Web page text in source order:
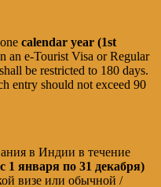
calendar year (1st
an e-Tourist Visa or Regular
be restricted to 180 days.
entry should not exceed 90
в Индии в течение
1 января по 31 декабря)
визе или обычной /